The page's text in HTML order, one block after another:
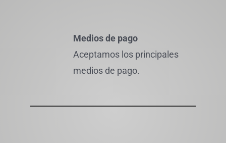
Medios de pago
Aceptamos los principales
medios de pago.